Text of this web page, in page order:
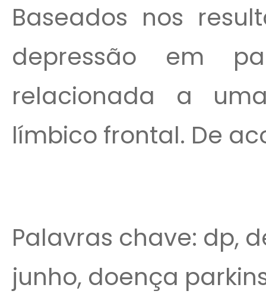
Baseados nos
depressão em
relacionada a
límbico frontal. De
Palavras chave: dp,
junho, doença